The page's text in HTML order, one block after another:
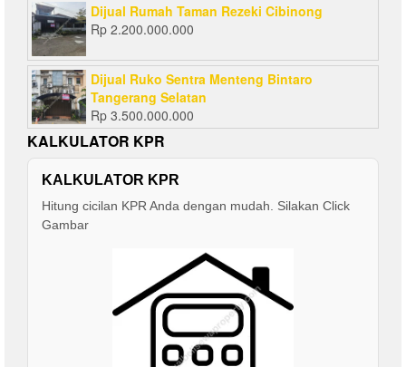
Dijual Rumah Taman Rezeki Cibinong
Rp 2.200.000.000
Dijual Ruko Sentra Menteng Bintaro
Tangerang Selatan
Rp 3.500.000.000
KALKULATOR KPR
KALKULATOR KPR
Hitung cicilan KPR Anda dengan mudah. Silakan Click
Gambar